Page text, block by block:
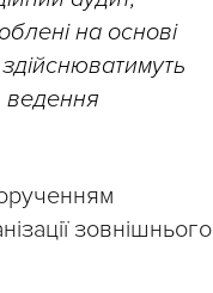
на основі
ведення
зовнішнього